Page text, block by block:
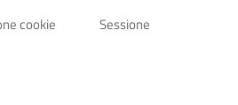
cookie Sessione